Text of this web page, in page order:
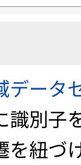
データ
識別子
を紐づ